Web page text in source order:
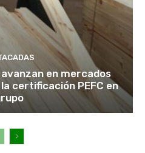
en mercados
certificación PEFC en